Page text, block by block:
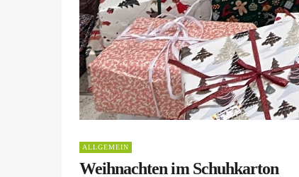
ALLGEMEIN
Weihnachten im Schuhkarton